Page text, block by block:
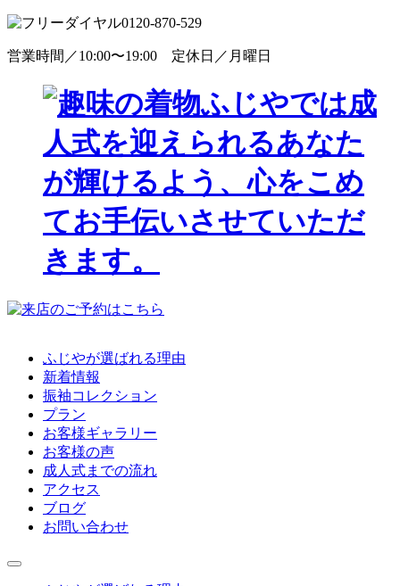
0120-870-529
営業時間／10:00〜19:00 定休日／月曜日
ふじやが選ばれる理由
新着情報
振袖コレクション
プラン
お客様ギャラリー
お客様の声
成人式までの流れ
アクセス
ブログ
お問い合わせ